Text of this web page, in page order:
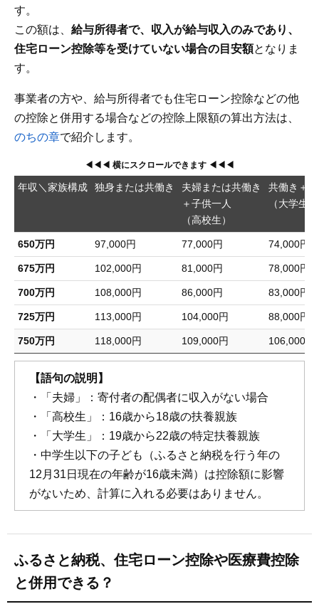
す。
この額は、 給与所得者で、収入が給与収入のみであり、
住宅ローン控除等を受けていない場合の目安額となりま
す。
事業者の方や、給与所得者でも住宅ローン控除などの他
の控除と併用する場合などの控除上限額の算出方法は、
のちの章で紹介します。
年収＼家族構成 独身または共働き
夫婦または共働き
＋子供一人
（高校生）
共働き＋
（大学生）
650万円 97,000円 77,000円 74,000円
675万円 102,000円 81,000円 78,000円
700万円 108,000円 86,000円 83,000円
725万円 113,000円 104,000円 88,000円
750万円 118,000円 109,000円 106,000円
【語句の説明】
・「夫婦」：寄付者の配偶者に収入がない場合
・「高校生」：16歳から18歳の扶養親族
・「大学生」：19歳から22歳の特定扶養親族
・中学生以下の子ども（ふるさと納税を行う年の
12月31日現在の年齢が16歳未満）は控除額に影響
がないため、計算に入れる必要はありません。
ふるさと納税、住宅ローン控除や医療費控除
と併用できる？